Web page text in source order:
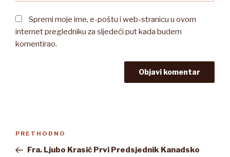
Spremi moje ime, e-poštu i web-stranicu u ovom
internet pregledniku za sljedeći put kada budem
komentirao.
Prethodna
objava
PRETHODNO
Fra. Ljubo Krasić Prvi Predsjednik Kanadsko